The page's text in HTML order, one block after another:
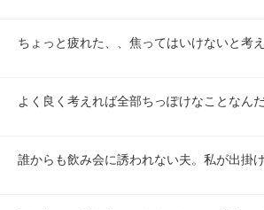
ちょっと疲れた、、焦ってはいけないと考
よく良く考えれば全部ちっぽけなことなん
誰からも飲み会に誘われない夫。私が出掛